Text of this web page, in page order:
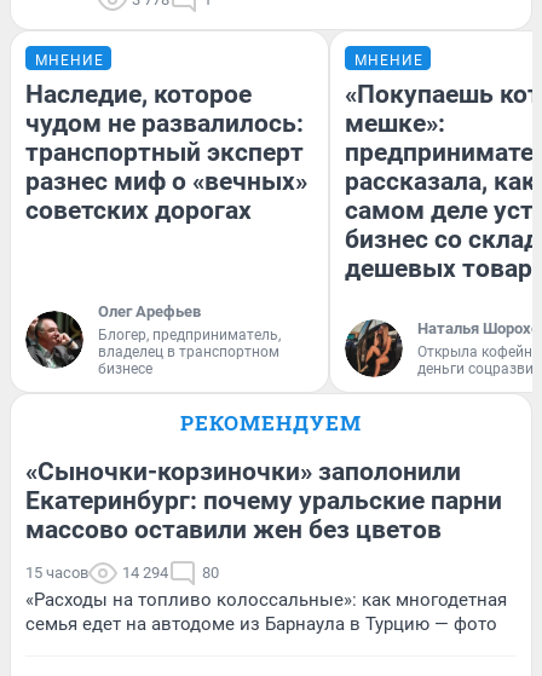
МНЕНИЕ
Наследие, которое
чудом не развалилось:
транспортный эксперт
разнес миф о «вечных»
советских дорогах
Олег Арефьев
Блогер, предприниматель,
владелец в транспортном
бизнесе
МНЕНИЕ
«Покупаешь
мешке»:
рассказала, как
самом деле
бизнес со
дешевых
Наталья
Открыла
деньги
РЕКОМЕНДУЕМ
«Сыночки-корзиночки» заполонили
Екатеринбург: почему уральские парни
массово оставили жен без цветов
15 часов 14 294 80
«Расходы на топливо колоссальные»: как многодетная
семья едет на автодоме из Барнаула в Турцию — фото